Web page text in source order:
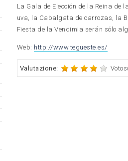
La Gala de Elección de la Reina
uva, la Cabalgata de carrozas, la
Fiesta de la Vendimia serán sólo
Web: http://www.tegueste.es/
Valutazione: